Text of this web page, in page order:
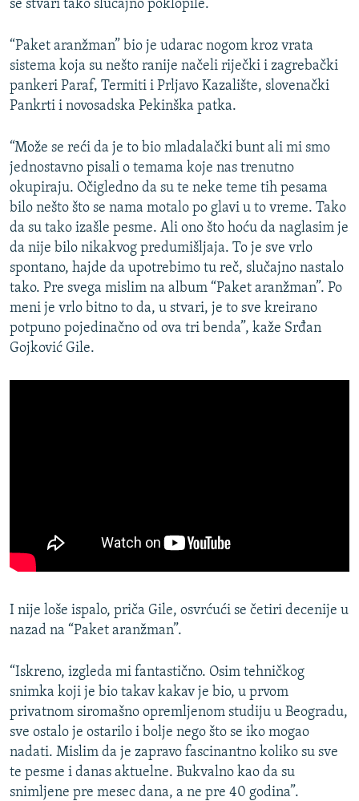
se stvari tako slučajno poklopile.
“Paket aranžman” bio je udarac nogom kroz vrata
sistema koja su nešto ranije načeli riječki i zagrebački
pankeri Paraf, Termiti i Prljavo Kazalište, slovenački
Pankrti i novosadska Pekinška patka.
“Može se reći da je to bio mladalački bunt ali mi smo
jednostavno pisali o temama koje nas trenutno
okupiraju. Očigledno da su te neke teme tih pesama
bilo nešto što se nama motalo po glavi u to vreme. Tako
da su tako izašle pesme. Ali ono što hoću da naglasim je
da nije bilo nikakvog predumišljaja. To je sve vrlo
spontano, hajde da upotrebimo tu reč, slučajno nastalo
tako. Pre svega mislim na album “Paket aranžman”. Po
meni je vrlo bitno to da, u stvari, je to sve kreirano
potpuno pojedinačno od ova tri benda”, kaže Srđan
Gojković Gile.
I nije loše ispalo, priča Gile, osvrćući se četiri decenije u
nazad na “Paket aranžman”.
“Iskreno, izgleda mi fantastično. Osim tehničkog
snimka koji je bio takav kakav je bio, u prvom
privatnom siromašno opremljenom studiju u Beogradu,
sve ostalo je ostarilo i bolje nego što se iko mogao
nadati. Mislim da je zapravo fascinantno koliko su sve
te pesme i danas aktuelne. Bukvalno kao da su
snimljene pre mesec dana, a ne pre 40 godina”.